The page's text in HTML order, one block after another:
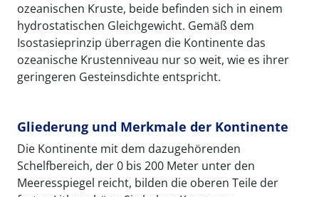
ozeanischen Kruste, beide befinden sich in einem
hydrostatischen Gleichgewicht. Gemäß dem
Isostasieprinzip überragen die Kontinente das
ozeanische Krustenniveau nur so weit, wie es ihrer
geringeren Gesteinsdichte entspricht.
Gliederung und Merkmale der Kontinente
Die Kontinente mit dem dazugehörenden
Schelfbereich, der 0 bis 200 Meter unter den
Meeresspiegel reicht, bilden die oberen Teile der